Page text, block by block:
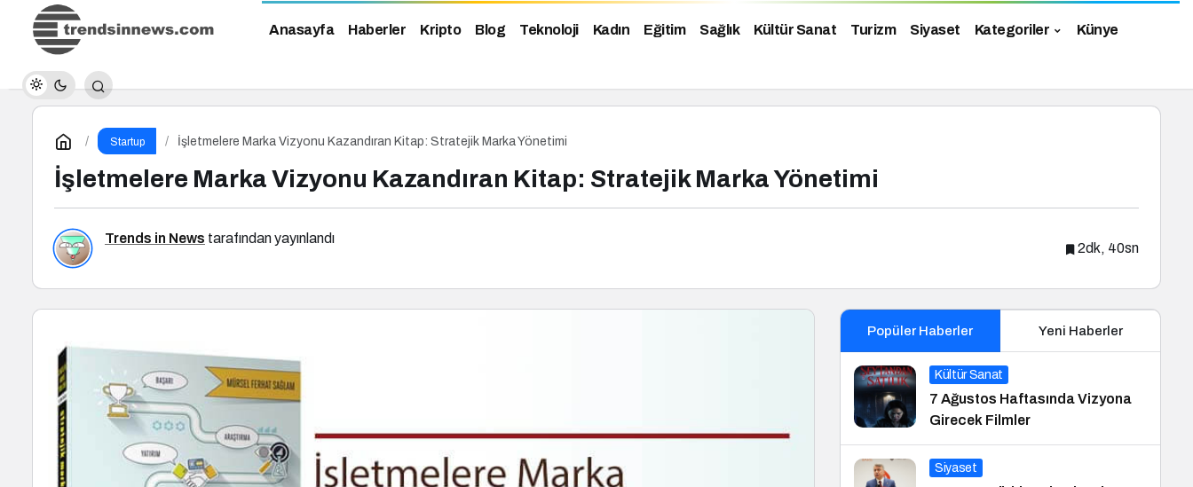
Anasayfa Haberler Kripto Blog Teknoloji Kadın Eğitim Sağlık Kültür Sanat Turizm Siyaset Kategoriler Künye
Startup İşletmelere Marka Vizyonu Kazandıran Kitap: Stratejik Marka Yönetimi
İşletmelere Marka Vizyonu Kazandıran Kitap: Stratejik Marka Yönetimi
Trends in News tarafından yayınlandı
2dk, 40sn
Popüler Haberler Yeni Haberler
Kültür Sanat
7 Ağustos Haftasında Vizyona
Girecek Filmler
Siyaset